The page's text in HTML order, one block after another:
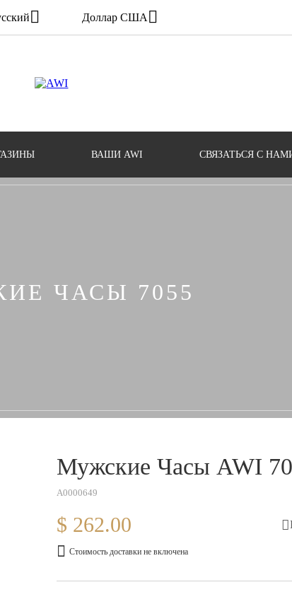
Доллар США
ВАШИ AWI СВЯЗАТЬСЯ С
ЧАСЫ 7055
Мужские Часы AWI
A0000649
$ 262.00
Стоимость доставки не включена